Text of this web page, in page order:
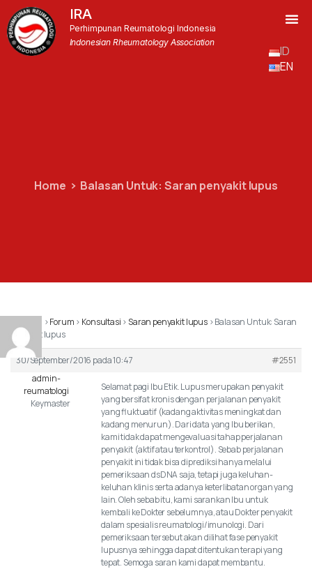
IRA
Perhimpunan Reumatologi Indonesia
Indonesian Rheumatology Association
ID
EN
Home Balasan Untuk: Saran penyakit lupus
›Forum › Konsultasi ›Saran penyakit lupus ›Balasan Untuk: Saran
penyakit lupus
30/September/2016 pada 10:47
#2551
admin-
reumatologi
Keymaster
Selamat pagi Ibu Etik. Lupus merupakan penyakit
yang bersifat kronis dengan perjalanan penyakit
yang fluktuatif (kadang aktivitas meningkat dan
kadang menurun). Dari data yang Ibu berikan,
kami tidak dapat mengevaluasi tahap perjalanan
penyakit (aktif atau terkontrol). Sebab perjalanan
penyakit ini tidak bisa diprediksi hanya melalui
pemeriksaan dsDNA saja, tetapi juga keluhan-
keluhan klinis serta adanya keterlibatan organ yang
lain. Oleh sebab itu, kami sarankan Ibu untuk
kembali ke Dokter sebelumnya, atau Dokter penyakit
dalam spesialis reumatologi/imunologi. Dari
pemeriksaan tersebut akan dilihat fase penyakit
lupusnya sehingga dapat ditentukan terapi yang
tepat. Semoga saran kami dapat membantu.